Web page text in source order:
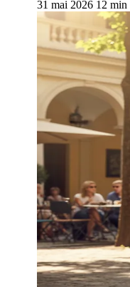
31 mai 2026 12 min